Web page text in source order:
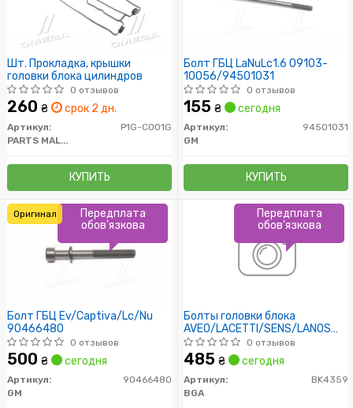
Шт. Прокладка, крышки
головки блока цилиндров
0 отзывов
260 ₴ срок 2 дн.
Артикул:
P1G-C001G
PARTS MALL (PMC)
КУПИТЬ
Болт ГБЦ LaNuLc1.6 09103-
10056/94501031
0 отзывов
155 ₴ сегодня
Артикул:
94501031
GM
КУПИТЬ
Болт ГБЦ Ev/Captiva/Lc/Nu
90466480
0 отзывов
500 ₴ сегодня
Артикул:
90466480
GM
Передплата
обов'язкова
Оригинал
Болты головки блока
AVEO/LACETTI/SENS/LANOS
1.4/1.6i 95- (к-кт)
0 отзывов
485 ₴ сегодня
Артикул:
BK4359
BGA
Передплата
обов'язкова